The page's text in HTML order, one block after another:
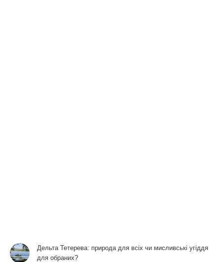
Дельта Тетерева: природа для всіх чи мисливські угіддя
для обраних?